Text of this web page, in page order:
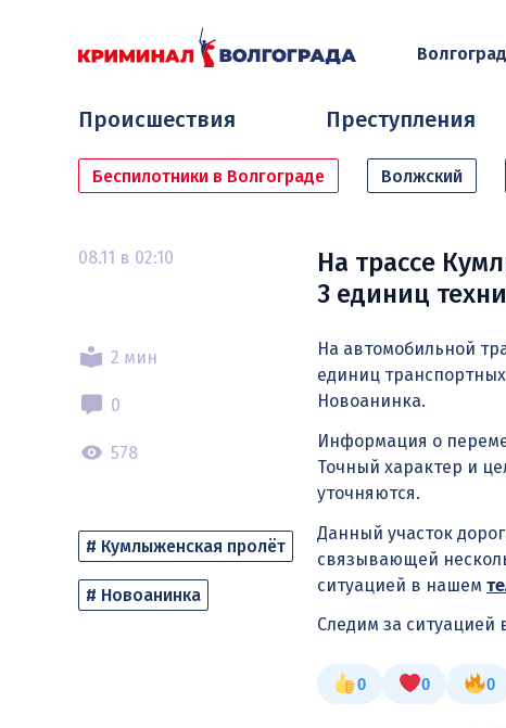
Волгоград
Происшествия Преступления
Беспилотники в Волгограде Волжский
08.11 в 02:10
2 мин
0
578
# Кумлыженская пролёт
# Новоанинка
На трассе
3 единиц
На автомобильной
единиц
Новоанинка.
Информация о
Точный характер и
уточняются.
Данный участок
связывающей
ситуацией в нашем
Следим за ситуацией
0 0 0